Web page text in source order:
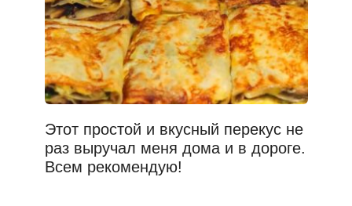
Этот простой и вкусный перекус не
раз выручал меня дома и в дороге.
Всем рекомендую!